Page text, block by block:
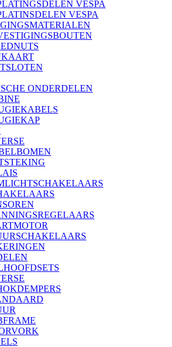
VESPA
VESPA
ONDERDELEN